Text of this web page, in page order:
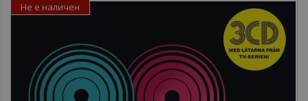
Не е наличен